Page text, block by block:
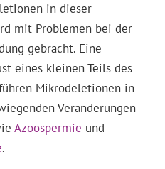
in dieser
mit Problemen bei der
gebracht. Eine
eines kleinen Teils des
Mikrodeletionen in
Veränderungen
Azoospermie und
.